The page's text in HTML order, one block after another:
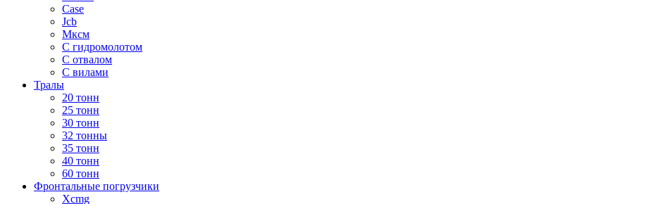
Case
Jcb
Мксм
С гидромолотом
С отвалом
С вилами
Тралы
20 тонн
25 тонн
30 тонн
32 тонны
35 тонн
40 тонн
60 тонн
Фронтальные погрузчики
Xcmg